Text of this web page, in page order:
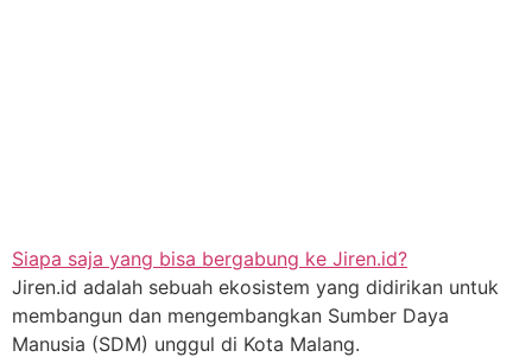
Siapa saja yang bisa bergabung ke Jiren.id?
Jiren.id adalah sebuah ekosistem yang didirikan untuk
membangun dan mengembangkan Sumber Daya
Manusia (SDM) unggul di Kota Malang.